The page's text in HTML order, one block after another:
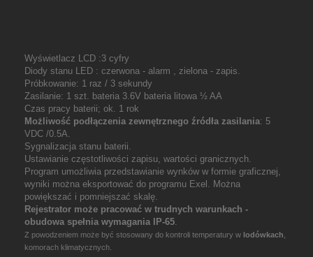
Wyświetlacz LCD :3 cyfry
Diody stanu LED : czerwona - alarm , zielona - zapis.
Próbkowanie: 1 raz / 3 sekundy
Zasilanie: 1 szt. bateria 3.6V bateria litowa ½ AA
Czas pracy baterii; ok. 1 rok
Możliwość podłączenia zewnętrznego źródła zasilania: 5
VDC /0.5A.
Sygnalizacja stanu baterii.
Ustawianie częstotliwości zapisu, wartości granicznych.
Program umożliwia przedstawianie wynków w formie graficznej,
wyniki można eksportować do programu Exel. Można
powiększać i pomniejszać skalę.
Rejestrator może pracować w trudnych warunkach -
obudowa spełnia wymagania IP-65.
Z powodzeniem może być stosowany do kontroli temperatury w lodówkach
komorach klimatycznych.